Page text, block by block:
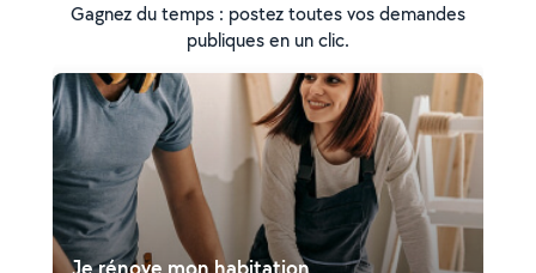
Gagnez du temps : postez toutes vos demandes
publiques en un clic.